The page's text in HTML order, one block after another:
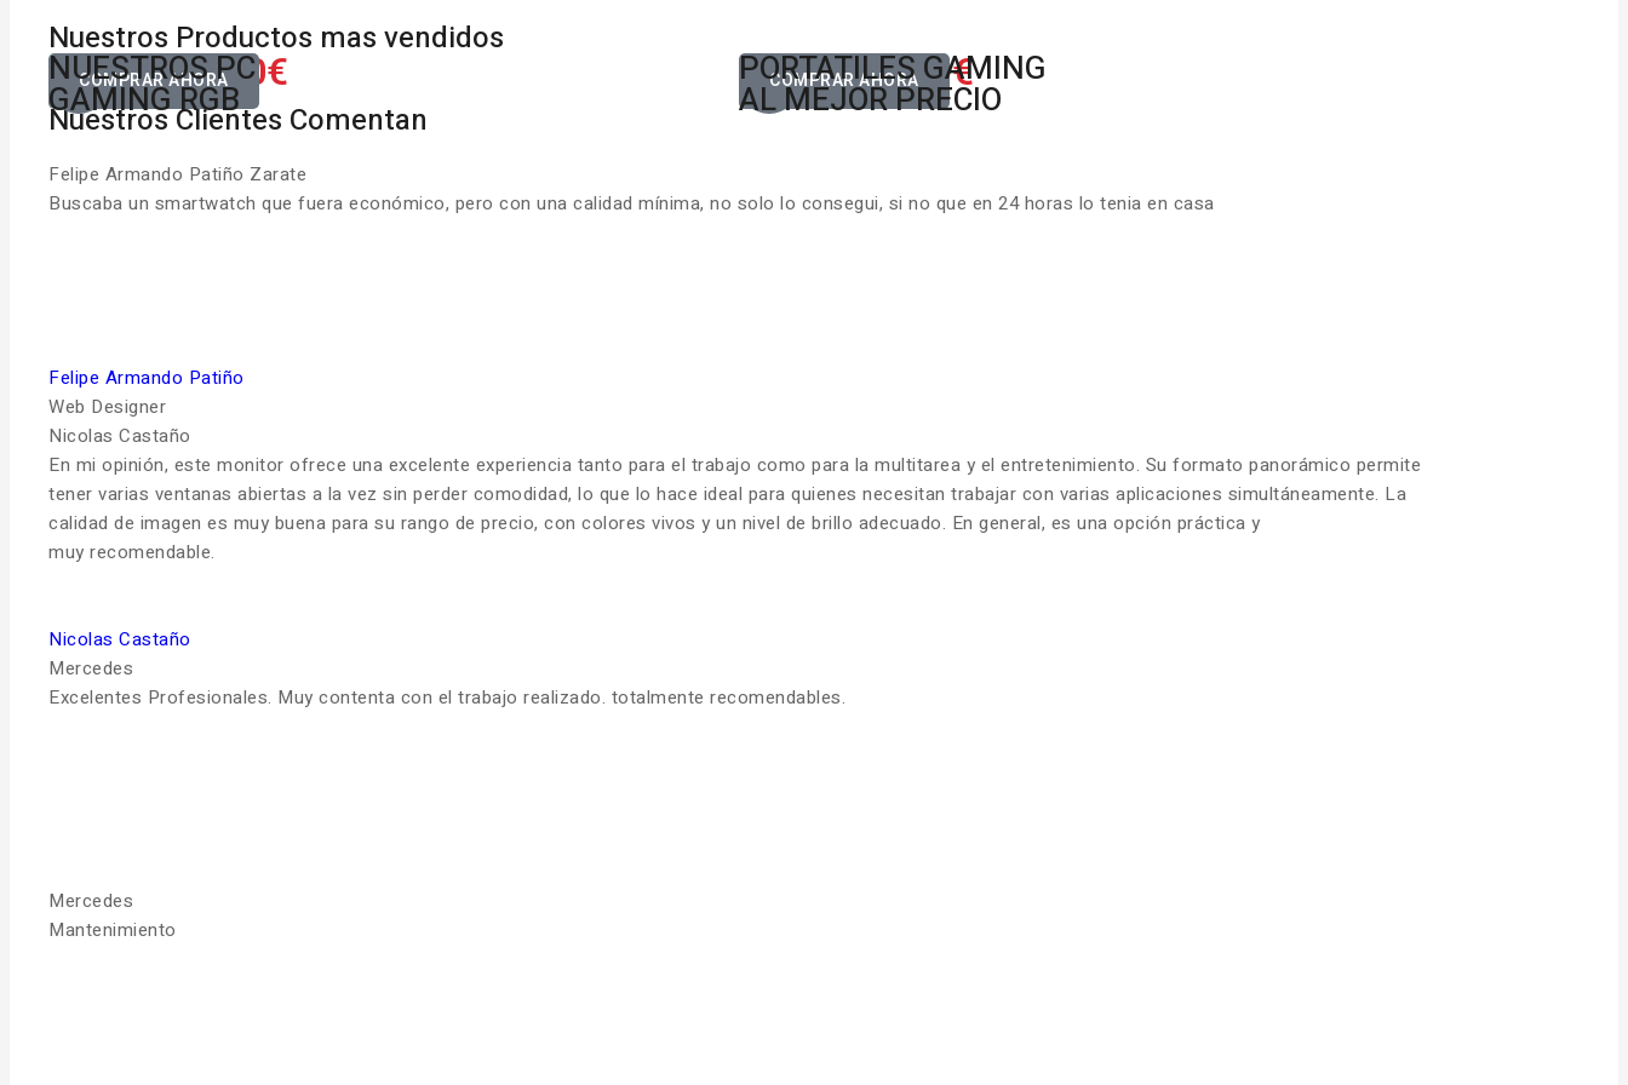
Nuestros Productos mas vendidos
Desde650.00€
COMPRAR AHORA
NUESTROS PC
GAMING RGB
Desde822.00€
COMPRAR AHORA
PORTATILES GAMING
AL MEJOR PRECIO
Nuestros Clientes Comentan
Felipe Armando Patiño Zarate
Buscaba un smartwatch que fuera económico, pero con una calidad mínima, no solo lo consegui, si no que en 24 horas lo tenia en casa
Felipe Armando Patiño
Web Designer
Nicolas Castaño
En mi opinión, este monitor ofrece una excelente experiencia tanto para el trabajo como para la multitarea y el entretenimiento. Su formato panorámico permite
tener varias ventanas abiertas a la vez sin perder comodidad, lo que lo hace ideal para quienes necesitan trabajar con varias aplicaciones simultáneamente. La
calidad de imagen es muy buena para su rango de precio, con colores vivos y un nivel de brillo adecuado. En general, es una opción práctica y
muy recomendable.
Nicolas Castaño
Mercedes
Excelentes Profesionales. Muy contenta con el trabajo realizado. totalmente recomendables.
Mercedes
Mantenimiento